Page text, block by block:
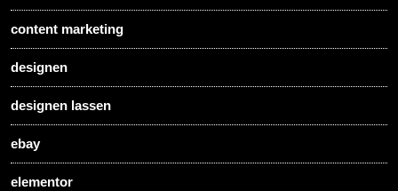
content marketing
designen
designen lassen
ebay
elementor